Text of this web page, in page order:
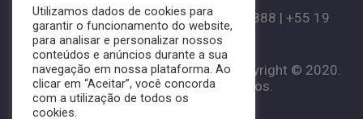
+55 19 3426-3099 | +55 19 3035-8888 | +55 19
98261-2924
Agência de Publicidade Monolito. Copyright © 2020.
Todos os direitos reservados.
Utilizamos dados de cookies para
garantir o funcionamento do website,
para analisar e personalizar nossos
conteúdos e anúncios durante a sua
navegação em nossa plataforma. Ao
clicar em “Aceitar”, você concorda
com a utilização de todos os
cookies.